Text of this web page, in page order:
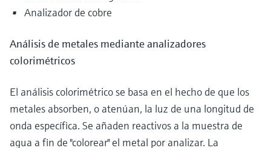
Analizador de cobre
Análisis de metales mediante analizadores
colorimétricos
El análisis colorimétrico se basa en el hecho de que los
metales absorben, o atenúan, la luz de una longitud de
onda específica. Se añaden reactivos a la muestra de
agua a fin de "colorear" el metal por analizar. La